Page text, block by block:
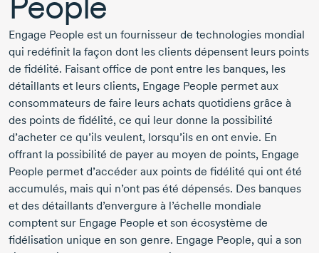
Engage People est un fournisseur de technologies mondial
qui redéfinit la façon dont les clients dépensent leurs points
de fidélité. Faisant office de pont entre les banques, les
détaillants et leurs clients, Engage People permet aux
consommateurs de faire leurs achats quotidiens grâce à
des points de fidélité, ce qui leur donne la possibilité
d’acheter ce qu’ils veulent, lorsqu’ils en ont envie. En
offrant la possibilité de payer au moyen de points, Engage
People permet d’accéder aux points de fidélité qui ont été
accumulés, mais qui n’ont pas été dépensés. Des banques
et des détaillants d’envergure à l’échelle mondiale
comptent sur Engage People et son écosystème de
fidélisation unique en son genre. Engage People, qui a son